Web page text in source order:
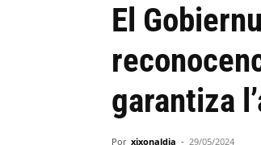
El
garantiza
Por xixonaldia - 29/05/2024